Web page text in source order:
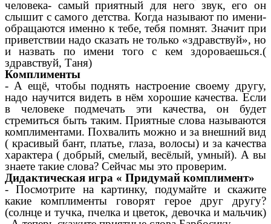
человека- самый приятный для него звук, его он
слышит с самого детства. Когда называют по имени-
обращаются именно к тебе, тебя помнят. Значит при
приветствии надо сказать не только «здравствуй», но
и назвать по имени того с кем здороваешься.(
здравствуй, Таня)
Комплименты
- А ещё, чтобы поднять настроение своему другу,
надо научится видеть в нём хорошие качества. Если
в человеке подмечать эти качества, он будет
стремиться быть таким. Приятные слова называются
комплиментами. Похвалить можно и за внешний вид
( красивый бант, платье, глаза, волосы) и за качества
характера ( добрый, смелый, весёлый, умный). А вы
знаете такие слова? Сейчас мы это проверим.
Дидактическая игра « Придумай комплимент»
- Посмотрите на картинку, подумайте и скажите
какие комплименты говорят герое друг другу?
(солнце и тучка, пчелка и цветок, девочка и мальчик)